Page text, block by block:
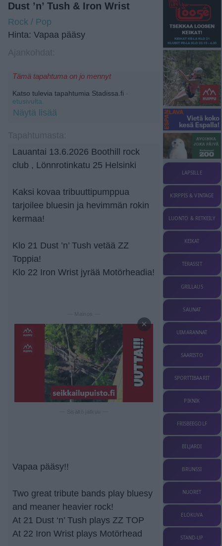
Dust ’n’ Tush & Iron Wrist
Rock / Pop
Hinta: Vapaa pääsy
Tämä tapahtuma on jo mennyt
Katso tulevia tapahtumia Stadissa.fi -
etusivulta.
Näytä lisää
Lauantai 13.6.2026 Boothill rock
club , Lönnrotinkatu 25 Helsinki
Kaksi kovaa tribuuttipumppua
tarjoilee bluesin ja hevimmän rokin
kermaa!
Klo 21 Dust ’n’ Tush vetää ZZ
Toppia!
Klo 22 Iron Wrist jyrää Motörheadia!
— Mainos —
×
Vapaa pääsy!!
Two great tribute bands play bluesy
and meaner heavier rock!
At 21 Dust ‘n’ Tush plays ZZ TOP
At 22 Iron Wrist plays Motörhead
LAPSILLE
KIRPPIS & VINTAGE
LUONTO & RETKEILY
KEIKAT
TERASSIT
GRILLAUS
SAUNAT
UIMARANNAT
SAARISTO
SPORTTIBAARIT
PIKNIK
FRISBEEGOLF
BILJARDI
BRUNSSI
NUORET
ELOKUVA
STAND-UP